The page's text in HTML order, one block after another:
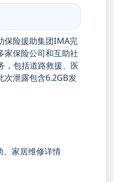
保险援助集团IMA完
家保险公司和互助社
，包括道路救援、医
次泄露包含6.2GB发
、家居维修详情